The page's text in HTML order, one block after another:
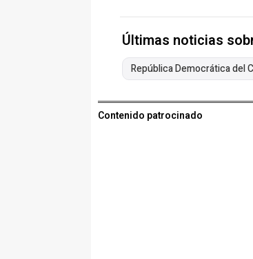
Últimas noticias
República Democrática del
Contenido patrocinado